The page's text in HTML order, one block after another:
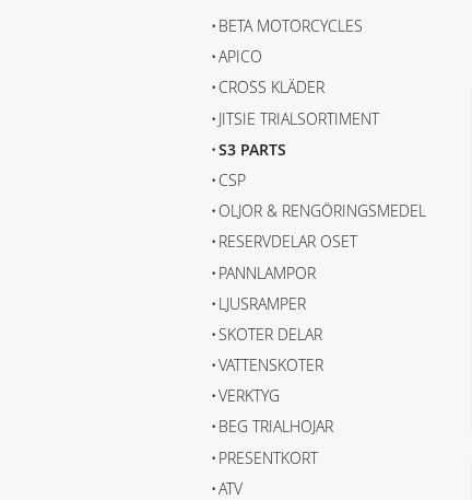
BETA MOTORCYCLES
APICO
CROSS KLÄDER
JITSIE TRIALSORTIMENT
S3 PARTS
CSP
OLJOR & RENGÖRINGSMEDEL
RESERVDELAR OSET
PANNLAMPOR
LJUSRAMPER
SKOTER DELAR
VATTENSKOTER
VERKTYG
BEG TRIALHOJAR
PRESENTKORT
ATV